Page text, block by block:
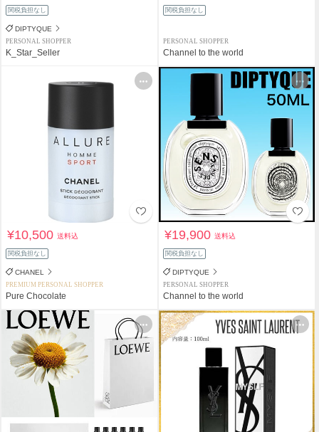
関税負担なし
DIPTYQUE
PERSONAL SHOPPER
K_Star_Seller
関税負担なし
PERSONAL SHOPPER
Channel to the world
¥10,500送料込
関税負担なし
CHANEL
PREMIUM PERSONAL SHOPPER
Pure Chocolate
¥19,900送料込
関税負担なし
DIPTYQUE
PERSONAL SHOPPER
Channel to the world